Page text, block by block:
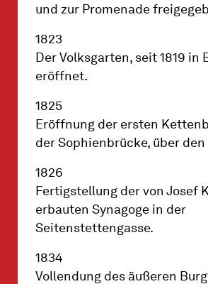
und zur Promenade
1823
Der Volksgarten, seit 1819 in
eröffnet.
1825
Eröffnung der ersten
der Sophienbrücke, über
1826
Fertigstellung der von Josef
erbauten Synagoge in der
Seitenstettengasse.
1834
Vollendung des äußeren